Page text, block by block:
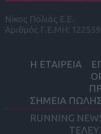
Νίκος Πολιάς Ε.Ε.
Αριθμός Γ.Ε.ΜΗ:
Η ΕΤΑΙΡΕΙΑ
ΣΗΜΕΙΑ
RUNNING